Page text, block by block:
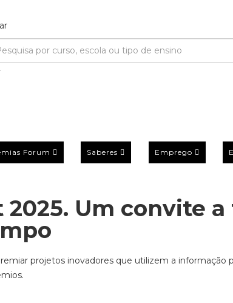
Forum Saberes Emprego
Um convite a
projetos inovadores que utilizem a informação